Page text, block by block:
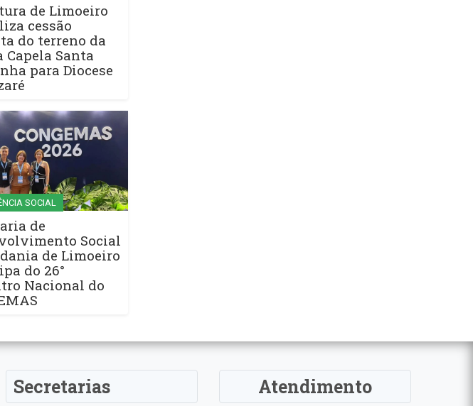
de Limoeiro
cessão
do terreno da
Capela Santa
para Diocese
SOCIAL
de
Social
de Limoeiro
do 26°
Nacional do
Secretarias Atendimento